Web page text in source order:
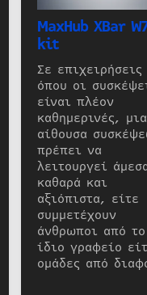
MaxHub XBar
kit
Σε επιχειρήσεις
όπου οι
είναι πλέον
καθημερινές, μια
αίθουσα
πρέπει να
λειτουργεί
καθαρά και
αξιόπιστα, είτε
συμμετέχουν
άνθρωποι από το
ίδιο γραφείο
ομάδες από